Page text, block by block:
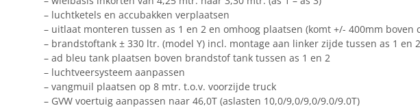
– luchtketels en accubakken verplaatsen
– uitlaat monteren tussen as 1 en 2 en omhoog plaatsen (komt +/- 400mm boven
– brandstoftank ± 330 ltr. (model Y) incl. montage aan linker zijde tussen as 1 en
– ad bleu tank plaatsen boven brandstof tank tussen as 1 en 2
– luchtveersysteem aanpassen
– vangmuil plaatsen op 8 mtr. t.o.v. voorzijde truck
– GVW voertuig aanpassen naar 46,0T (aslasten 10,0/9,0/9,0/9.0/9.0T)